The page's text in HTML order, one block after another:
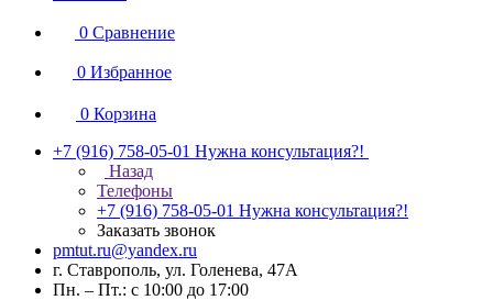
0 Сравнение
0 Избранное
0 Корзина
+7 (916) 758-05-01 Нужна консультация?!
Назад
Телефоны
+7 (916) 758-05-01 Нужна консультация?!
Заказать звонок
pmtut.ru@yandex.ru
г. Ставрополь, ул. Голенева, 47А
Пн. – Пт.: с 10:00 до 17:00